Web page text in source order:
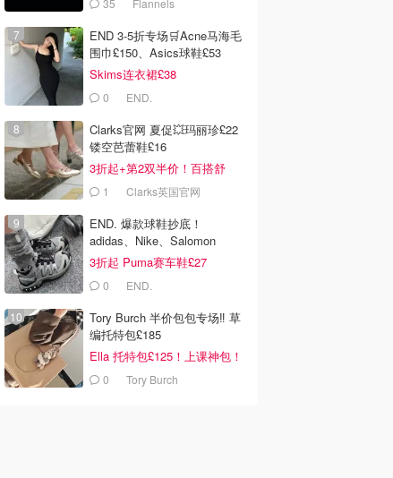
35 Flannels
END 3-5折专场🛒Acne马海毛
围巾£150、Asics球鞋£53
Skims连衣裙£38
0 END.
Clarks官网 夏促💥玛丽珍£22
镂空芭蕾鞋£16
3折起+第2双半价！百搭舒
服！1 Clarks英国官网
END. 爆款球鞋抄底！
adidas、Nike、Salomon
3折起 Puma赛车鞋£27
0 END.
Tory Burch 半价包包专场‼️ 草
编托特包£185
Ella 托特包£125！上课神包！
0 Tory Burch